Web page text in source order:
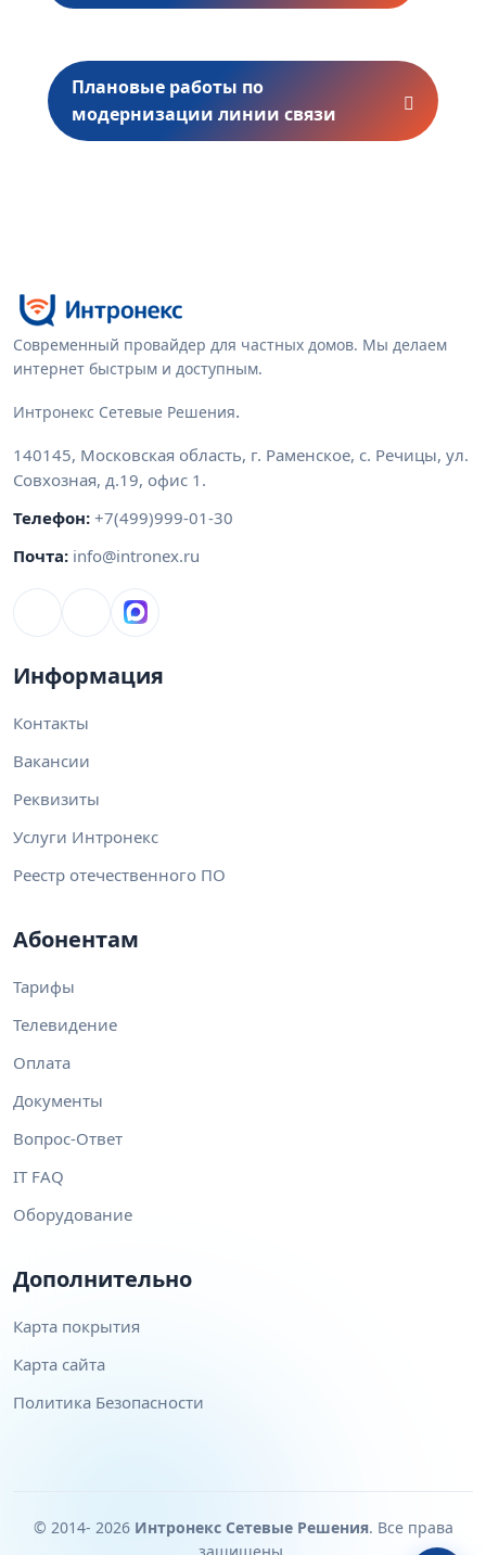
Плановые работы по
модернизации линии связи
Современный провайдер для частных домов. Мы делаем
интернет быстрым и доступным.
Интронекс Сетевые Решения.
140145, Московская область, г. Раменское, с. Речицы, ул.
Совхозная, д.19, офис 1 .
Телефон: +7(499)999-01-30
Почта: info@intronex.ru
Информация
Контакты
Вакансии
Реквизиты
Услуги Интронекс
Реестр отечественного ПО
Абонентам
Тарифы
Телевидение
Оплата
Документы
Вопрос-Ответ
IT FAQ
Оборудование
Дополнительно
Карта покрытия
Карта сайта
Политика Безопасности
© 2014- 2026 Интронекс Сетевые Решения. Все права